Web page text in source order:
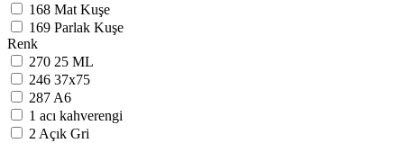
168 Mat Kuşe
169 Parlak Kuşe
Renk
270 25 ML
246 37x75
287 A6
1 acı kahverengi
2 Açık Gri